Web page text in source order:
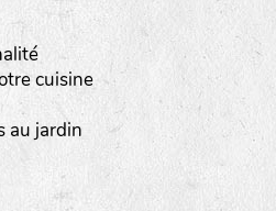
cuisine
au jardin
(Ici Belle de nuit)
(ici 2020)